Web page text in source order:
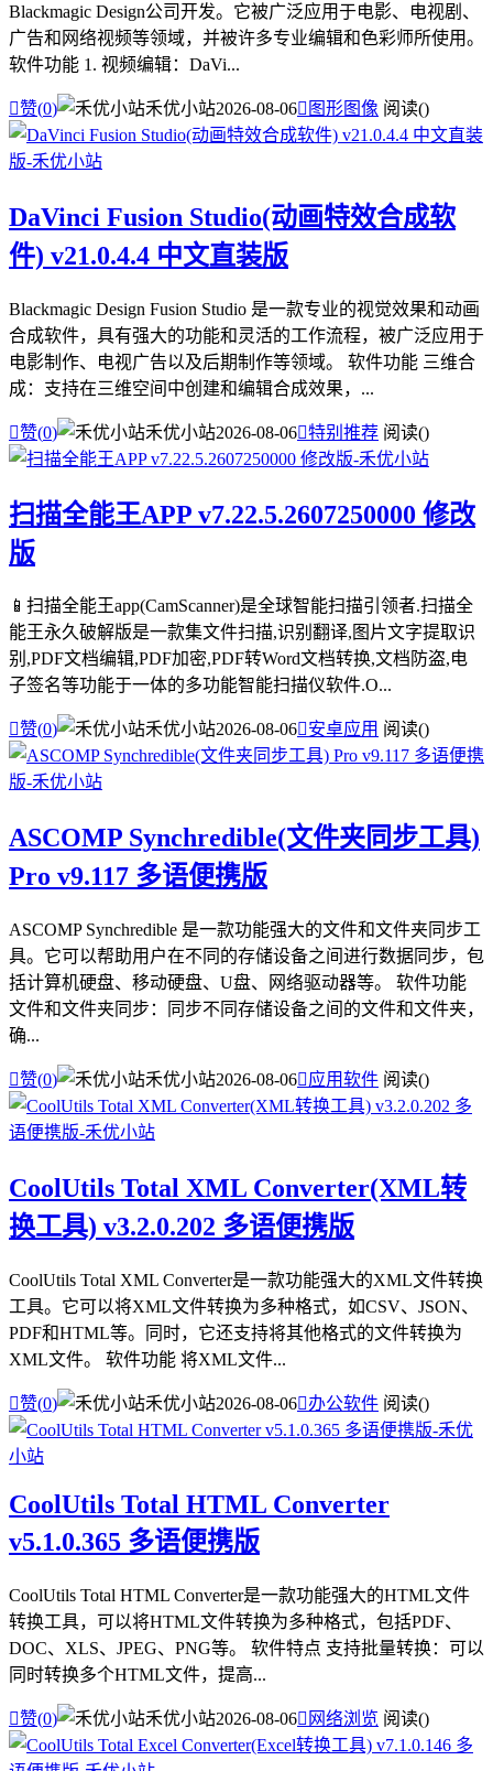
Blackmagic Design公司开发。它被广泛应用于电影、电视剧、
广告和网络视频等领域，并被许多专业编辑和色彩师所使用。
软件功能 1. 视频编辑：DaVi...
赞(0) 禾优小站2026-08-06 图形图像 阅读()
DaVinci Fusion Studio(动画特效合成软
件) v21.0.4.4 中文直装版
Blackmagic Design Fusion Studio 是一款专业的视觉效果和动画
合成软件，具有强大的功能和灵活的工作流程，被广泛应用于
电影制作、电视广告以及后期制作等领域。 软件功能 三维合
成：支持在三维空间中创建和编辑合成效果，...
赞(0) 禾优小站2026-08-06特别推荐 阅读()
扫描全能王APP v7.22.5.2607250000 修改
版
📱扫描全能王app(CamScanner)是全球智能扫描引领者.扫描全
能王永久破解版是一款集文件扫描,识别翻译,图片文字提取识
别,PDF文档编辑,PDF加密,PDF转Word文档转换,文档防盗,电
子签名等功能于一体的多功能智能扫描仪软件.O...
赞(0) 禾优小站2026-08-06安卓应用 阅读()
ASCOMP Synchredible(文件夹同步工具)
Pro v9.117 多语便携版
ASCOMP Synchredible 是一款功能强大的文件和文件夹同步工
具。它可以帮助用户在不同的存储设备之间进行数据同步，包
括计算机硬盘、移动硬盘、U盘、网络驱动器等。 软件功能
文件和文件夹同步：同步不同存储设备之间的文件和文件夹，
确...
赞(0) 禾优小站2026-08-06应用软件 阅读()
CoolUtils Total XML Converter(XML转
换工具) v3.2.0.202 多语便携版
CoolUtils Total XML Converter是一款功能强大的XML文件转换
工具。它可以将XML文件转换为多种格式，如CSV、JSON、
PDF和HTML等。同时，它还支持将其他格式的文件转换为
XML文件。 软件功能 将XML文件...
赞(0) 禾优小站2026-08-06办公软件 阅读()
CoolUtils Total HTML Converter
v5.1.0.365 多语便携版
CoolUtils Total HTML Converter是一款功能强大的HTML文件
转换工具，可以将HTML文件转换为多种格式，包括PDF、
DOC、XLS、JPEG、PNG等。 软件特点 支持批量转换：可以
同时转换多个HTML文件，提高...
赞(0) 禾优小站2026-08-06 网络浏览 阅读()